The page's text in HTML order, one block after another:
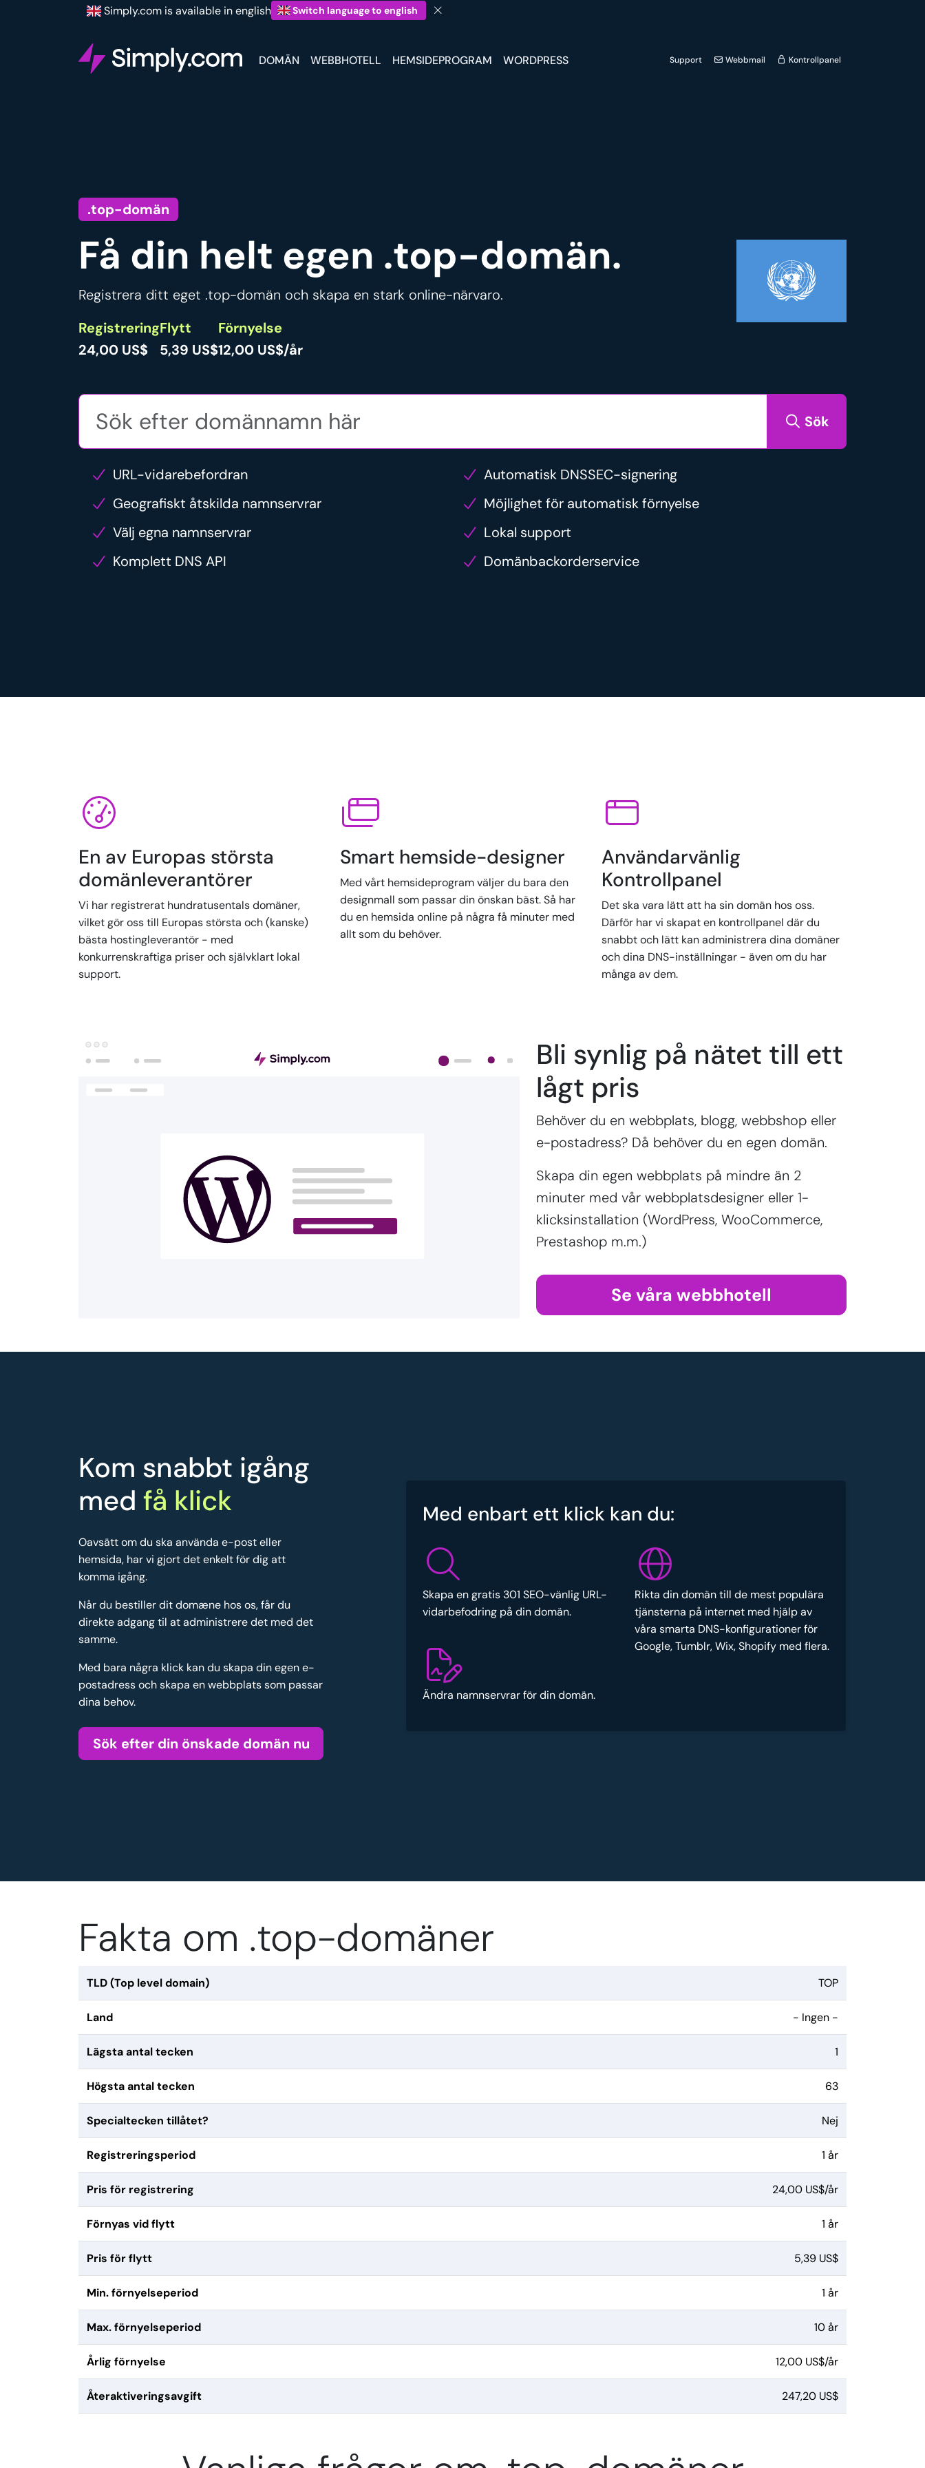
Simply.com is available in english Switch language to english
DOMÄN WEBBHOTELL HEMSIDEPROGRAM WORDPRESS Support Webbmail Kontrollpanel
.top-domän
Få din helt egen .top-domän.
Registrera ditt eget .top-domän och skapa en stark online-närvaro.
Registrering
24,00 US$
Flytt
5,39 US$
Förnyelse
12,00 US$/år
Sök
URL-vidarebefordran
Automatisk DNSSEC-signering
Geografiskt åtskilda namnservrar
Möjlighet för automatisk förnyelse
Välj egna namnservrar
Lokal support
Komplett DNS API
Domänbackorderservice
En av Europas största
domänleverantörer
Vi har registrerat hundratusentals domäner,
vilket gör oss till Europas största och (kanske)
bästa hostingleverantör - med
konkurrenskraftiga priser och självklart lokal
support.
Smart hemside-designer
Med vårt hemsideprogram väljer du bara den
designmall som passar din önskan bäst. Så har
du en hemsida online på några få minuter med
allt som du behöver.
Användarvänlig
Kontrollpanel
Det ska vara lätt att ha sin domän hos oss.
Därför har vi skapat en kontrollpanel där du
snabbt och lätt kan administrera dina domäner
och dina DNS-inställningar - även om du har
många av dem.
Bli synlig på nätet till ett
lågt pris
Behöver du en webbplats, blogg, webbshop eller
e-postadress? Då behöver du en egen domän.
Skapa din egen webbplats på mindre än 2
minuter med vår webbplatsdesigner eller 1-
klicksinstallation (WordPress, WooCommerce,
Prestashop m.m.)
Se våra webbhotell
Kom snabbt igång
med få klick
Oavsätt om du ska använda e-post eller
hemsida, har vi gjort det enkelt för dig att
komma igång.
Når du bestiller dit domæne hos os, får du
direkte adgang til at administrere det med det
samme.
Med bara några klick kan du skapa din egen e-
postadress och skapa en webbplats som passar
dina behov.
Sök efter din önskade domän nu
Med enbart ett klick kan du:
Skapa en gratis 301 SEO-vänlig URL-
vidarbefodring på din domän.
Ändra namnservrar för din domän.
Rikta din domän till de mest populära
tjänsterna på internet med hjälp av
våra smarta DNS-konfigurationer för
Google, Tumblr, Wix, Shopify med flera.
Fakta om .top-domäner
TLD (Top level domain) TOP
Land - Ingen -
Lägsta antal tecken 1
Högsta antal tecken 63
Specialtecken tillåtet? Nej
Registreringsperiod 1 år
Pris för registrering 24,00 US$/år
Förnyas vid flytt 1 år
Pris för flytt 5,39 US$
Min. förnyelseperiod 1 år
Max. förnyelseperiod 10 år
Årlig förnyelse 12,00 US$/år
Återaktiveringsavgift 247,20 US$